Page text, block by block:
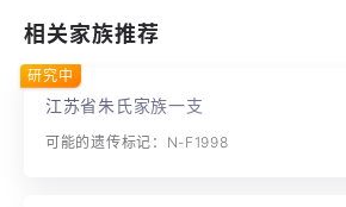
相关家族推荐
江苏省朱氏家族一支
可能的遗传标记：N-F1998
研究中